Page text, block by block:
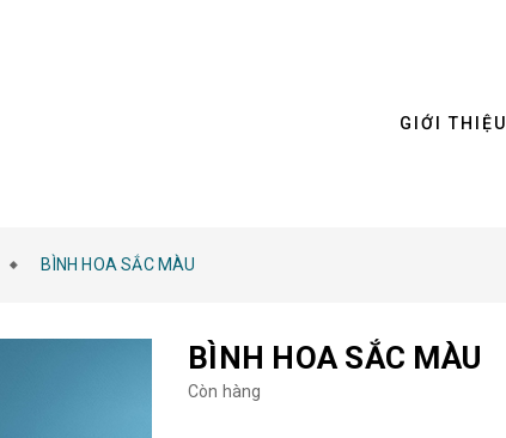
GIỚI THIỆU
BÌNH HOA SẮC MÀU
BÌNH HOA SẮC MÀU
Còn hàng